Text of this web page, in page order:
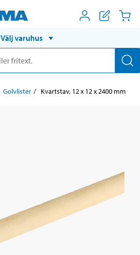
Välj varuhus
Golvlister Kvartstav, 12 x 12 x 2400 mm